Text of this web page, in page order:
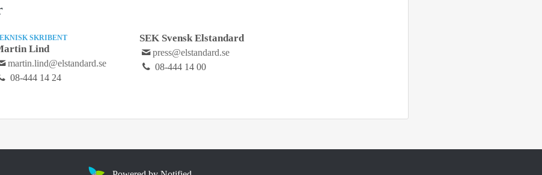
SKRIBENT
Lind
martin.lind@elstandard.se
08-444 14 24
SEK Svensk Elstandard
press@elstandard.se
08-444 14 00